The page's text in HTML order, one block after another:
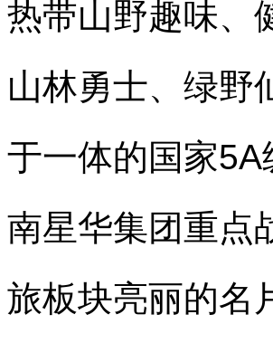
热带山野趣味、
山林勇士、绿野
于一体的国家5A
南星华集团重点
旅板块亮丽的名